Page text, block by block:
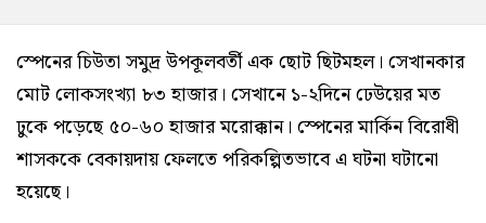
স্পেনের চিউতা সমুদ্র উপকূলবর্তী এক ছোট ছিটমহল। সেখানকার
মোট লোকসংখ্যা ৮৩ হাজার। সেখানে ১-২দিনে ঢেউয়ের মত
ঢুকে পড়েছে ৫০-৬০ হাজার মরোক্কান। স্পেনের মার্কিন বিরোধী
শাসককে বেকায়দায় ফেলতে পরিকল্পিতভাবে এ ঘটনা ঘটানো
হয়েছে।